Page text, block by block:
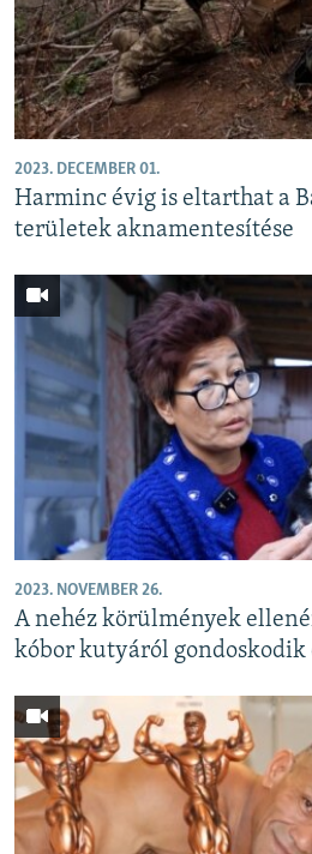
EURÓPAI UNIÓ
VILÁG
KLÍMAVÁLTOZÁS
KÖVESSEN MINKET!
Valamennyi RFE/RL weboldal
2023. DECEMBER 01.
Harminc évig is eltarthat a
területek aknamentesítése
2023. NOVEMBER 26.
A nehéz körülmények
kóbor kutyáról gondoskodik